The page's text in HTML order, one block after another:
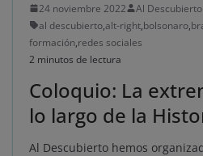
24 noviembre 2022
Al Descubierto
al descubierto,alt-right,bolsonaro,
formación,redes sociales
2 minutos de lectura
Coloquio: La
lo largo de la
Al Descubierto hemos